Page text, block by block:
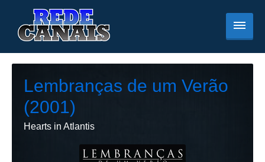
Lembranças de um Verão
(2001)
Hearts in Atlantis